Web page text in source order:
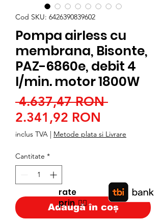
Cod SKU: 6426390839602
Pompa airless cu
membrana, Bisonte,
PAZ-6860e, debit 4
l/min. motor 1800W
4.637,47 RON Preț
2.341,92 RON
redus
inclus TVA | Metode plata si Livrare
Cantitate *
Adaugă în coș
rate
prin👉🏿